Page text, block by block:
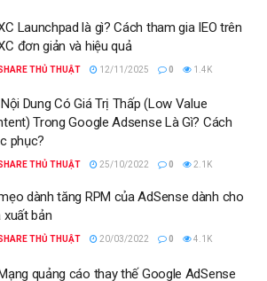
Launchpad là gì? Cách tham gia IEO trên
đơn giản và hiệu quả
THỦ THUẬT 12/11/2025 0 1.4K
Dung Có Giá Trị Thấp (Low Value
Trong Google Adsense Là Gì? Cách
phục?
THỦ THUẬT 25/10/2022 0 2.1K
dành tăng RPM của AdSense dành cho
xuất bản
THỦ THUẬT 20/03/2022 0 4.1K
quảng cáo thay thế Google AdSense